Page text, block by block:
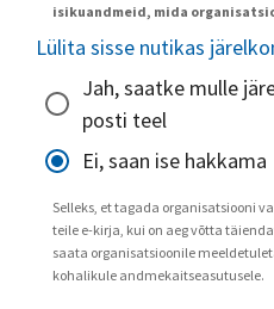
isikuandmeid, mida
Lülita sisse nutikas
Jah, saatke mulle
posti teel
Ei, saan ise hakkama
Selleks, et tagada organisatsiooni
teile e-kirja, kui on aeg võtta
saata organisatsioonile
kohalikule andmekaitseasutusele.